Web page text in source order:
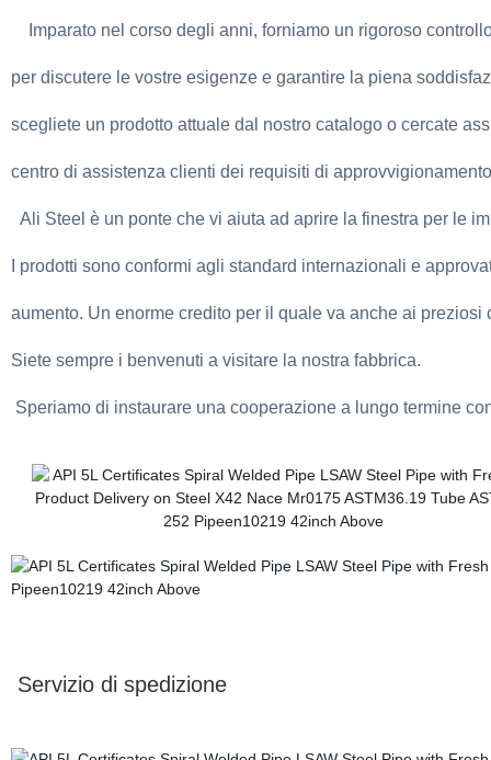
Imparato nel corso degli anni, forniamo un rigoroso
per discutere le vostre esigenze e garantire la piena
scegliete un prodotto attuale dal nostro catalogo o cercate
centro di assistenza clienti dei requisiti di
Ali Steel è un ponte che vi aiuta ad aprire la finestra per le
I prodotti sono conformi agli standard internazionali e
aumento. Un enorme credito per il quale va anche ai
Siete sempre i benvenuti a visitare la nostra fabbrica.
Speriamo di instaurare una cooperazione a lungo termine
Servizio di spedizione